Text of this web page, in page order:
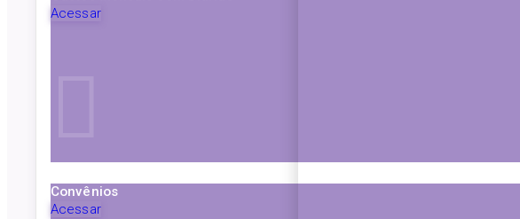
Acessar
Convênios
Acessar